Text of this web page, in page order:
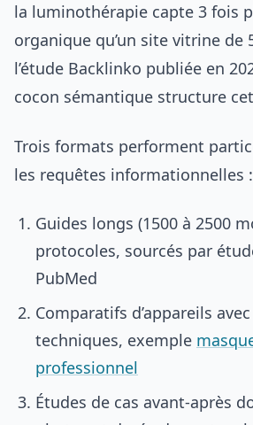
la luminothérapie capte 3 fois
organique qu’un site vitrine de
l’étude Backlinko publiée en
cocon sémantique structure
Trois formats performent
les requêtes informationnelles :
Guides longs (1500 à 2500
protocoles, sourcés par
PubMed
Comparatifs d’appareils
techniques, exemple
professionnel
Études de cas avant-après